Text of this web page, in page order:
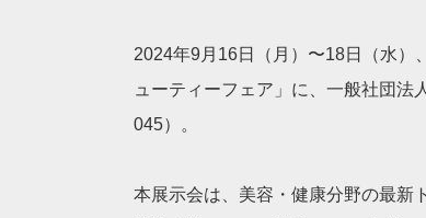
2024年9月16日（月）〜18日（水）
ューティーフェア」に、一般社団
045）。
本展示会は、美容・健康分野の最新